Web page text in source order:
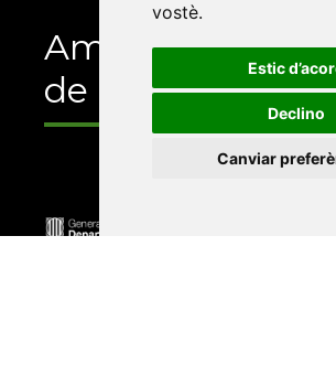
vostè.
Estic
Declino
Canviar
Amb el suport
de